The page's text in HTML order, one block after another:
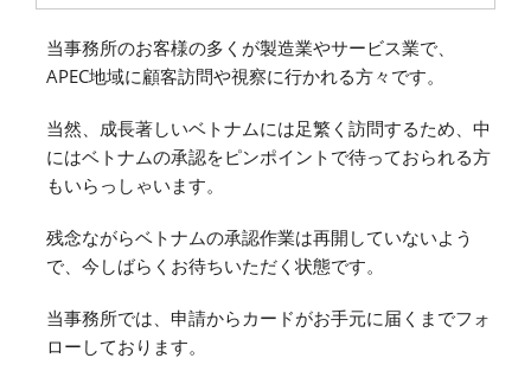
当事務所のお客様の多くが製造業やサービス業で、
APEC地域に顧客訪問や視察に行かれる方々です。
当然、成長著しいベトナムには足繁く訪問するため、中
にはベトナムの承認をピンポイントで待っておられる方
もいらっしゃいます。
残念ながらベトナムの承認作業は再開していないよう
で、今しばらくお待ちいただく状態です。
当事務所では、申請からカードがお手元に届くまでフォ
ローしております。